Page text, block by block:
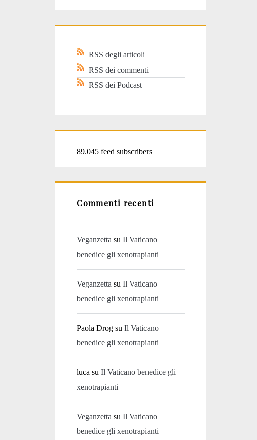
RSS degli articoli
RSS dei commenti
RSS dei Podcast
89.045 feed subscribers
Commenti recenti
Veganzetta suIl Vaticano
benedice gli xenotrapianti
Veganzetta suIl Vaticano
benedice gli xenotrapianti
Paola Drog suIl Vaticano
benedice gli xenotrapianti
luca suIl Vaticano benedice gli
xenotrapianti
Veganzetta suIl Vaticano
benedice gli xenotrapianti